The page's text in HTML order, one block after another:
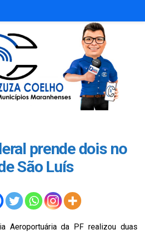
prende dois no
São Luís
Aeroportuária da PF realizou duas